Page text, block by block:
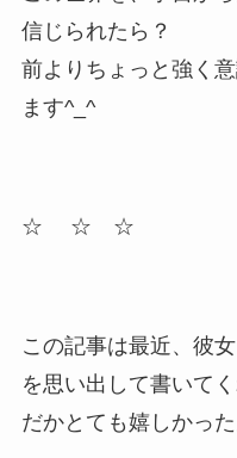
信じられたら？
前よりちょっと強く
ます^_^
☆ ☆ ☆
この記事は最近、彼
を思い出して書いて
だかとても嬉しかった